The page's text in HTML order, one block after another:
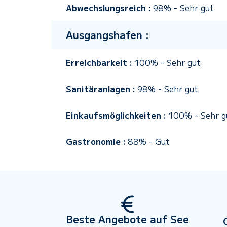
Abwechslungsreich : 98% - Sehr gut
Ausgangshafen :
Erreichbarkeit : 100% - Sehr gut
Sanitäranlagen : 98% - Sehr gut
Einkaufsmöglichkeiten : 100% - Sehr
Gastronomie : 88% - Gut
Beste Angebote auf See